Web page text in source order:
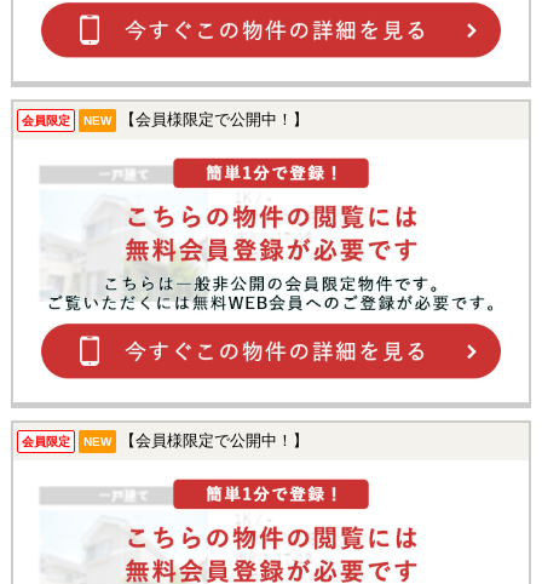
会員限定 NEW 【会員様限定で公開中！】
会員限定 NEW 【会員様限定で公開中！】